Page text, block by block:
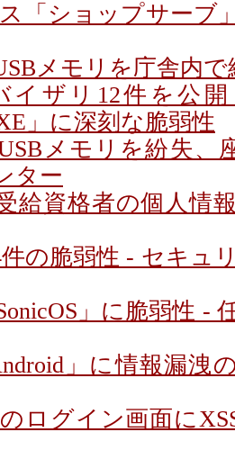
「ショップサーブ
メモリを庁舎内で
イザリ12件を公開
」に深刻な脆弱性
メモリを紛失、
ター
給資格者の個人情
件の脆弱性 - セキュ
」に脆弱性 -
」に情報漏洩
のログイン画面に